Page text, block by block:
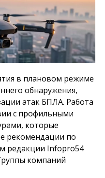
в плановом режиме
обнаружения,
атак БПЛА. Работа
с профильными
которые
рекомендации по
редакции Infopro54
компаний